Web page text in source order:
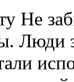
Не
Люди